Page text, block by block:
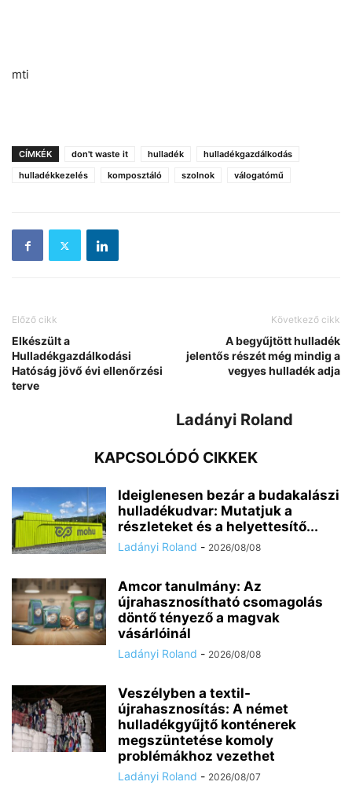
mti
CÍMKÉK don't waste it hulladék
hulladékgazdálkodás
hulladékkezelés
komposztáló szolnok válogatómű
Előző cikk
Elkészült a
Hulladékgazdálkodási
Hatóság jövő évi ellenőrzési
terve
Következő cikk
A begyűjtött hulladék
jelentős részét még mindig a
vegyes hulladék adja
Ladányi Roland
KAPCSOLÓDÓ CIKKEK
Ideiglenesen bezár a budakalászi
hulladékudvar: Mutatjuk a
részleteket és a helyettesítő...
Ladányi Roland - 2026/08/08
Amcor tanulmány: Az
újrahasznosítható csomagolás
döntő tényező a magvak
vásárlóinál
Ladányi Roland - 2026/08/08
Veszélyben a textil-
újrahasznosítás: A német
hulladékgyűjtő konténerek
megszüntetése komoly
problémákhoz vezethet
Ladányi Roland - 2026/08/07